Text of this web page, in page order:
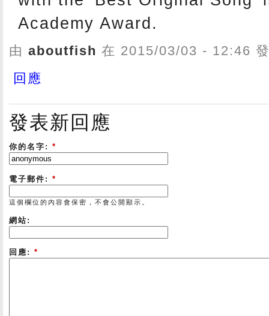
Academy Award.
由 aboutfish 在 2015/03/03 - 12:46
回應
發表新回應
你的名字: *
電子郵件: *
這個欄位的內容會保密，不會公開顯示。
網站:
回應: *